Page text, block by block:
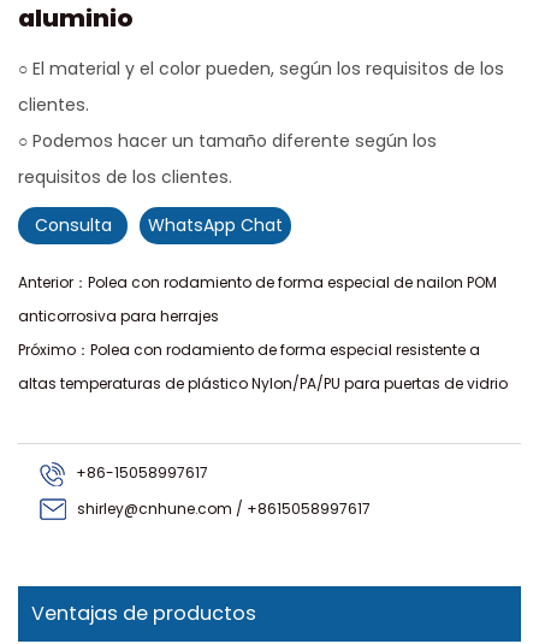
aluminio
○ El material y el color pueden, según los requisitos de los
clientes.
○ Podemos hacer un tamaño diferente según los
requisitos de los clientes.
Consulta
WhatsApp Chat
Anterior：Polea con rodamiento de forma especial de nailon POM
anticorrosiva para herrajes
Próximo：Polea con rodamiento de forma especial resistente a
altas temperaturas de plástico Nylon/PA/PU para puertas de vidrio
+86-15058997617
shirley@cnhune.com / +8615058997617
Ventajas de productos